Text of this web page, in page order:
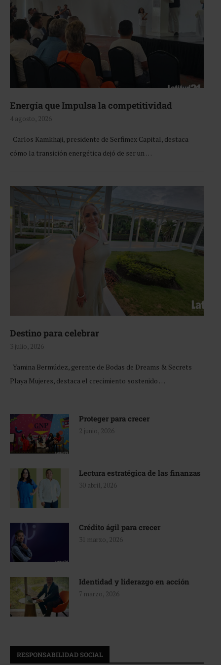
Energía que Impulsa la competitividad
4 agosto, 2026
Carlos Kamkhaji, presidente de Serfimex Capital, destaca
cómo la transición energética dejó de ser un …
Destino para celebrar
3 julio, 2026
Yamina Bermúdez, gerente de Bodas de Dreams & Secrets
Playa Mujeres, destaca el crecimiento sostenido …
Proteger para crecer
2 junio, 2026
Lectura estratégica de las finanzas
30 abril, 2026
Crédito ágil para crecer
31 marzo, 2026
Identidad y liderazgo en acción
7 marzo, 2026
RESPONSABILIDAD SOCIAL